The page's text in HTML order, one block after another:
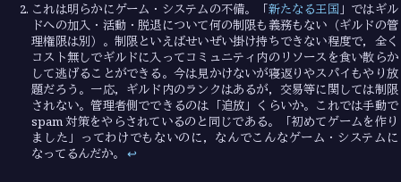
これは明らかにゲーム・システムの不備。「新たなる王国」ではギル
ドへの加入・活動・脱退について何の制限も義務もない（ギルドの管
理権限は別）。制限といえばせいぜい掛け持ちできない程度で，全く
コスト無しでギルドに入ってコミュニティ内のリソースを食い散らか
して逃げることができる。今は見かけないが寝返りやスパイもやり放
題だろう。一応，ギルド内のランクはあるが，交易等に関しては制限
されない。管理者側でできるのは「追放」くらいか。これでは手動で
spam 対策をやらされているのと同じである。「初めてゲームを作り
ました」ってわけでもないのに，なんでこんなゲーム・システムに
なってるんだか。↩︎